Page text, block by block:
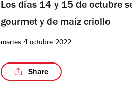
Los días 14 y 15 de octubre
gourmet y de maíz criollo
martes 4 octubre 2022
Share